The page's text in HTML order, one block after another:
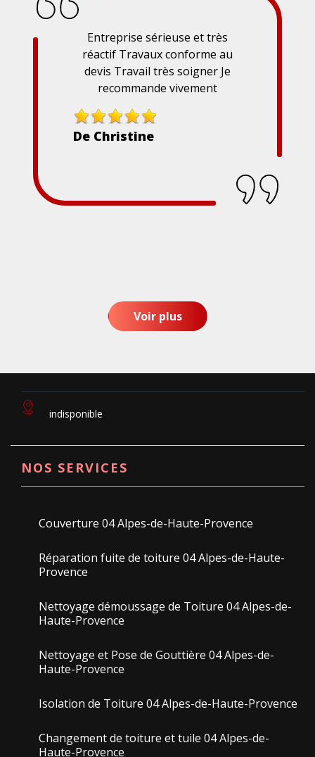
Entreprise sérieuse et très
réactif Travaux conforme au
devis Travail très soigner Je
recommande vivement
De Christine
Voir plus
indisponible
NOS SERVICES
Couverture 04 Alpes-de-Haute-Provence
Réparation fuite de toiture 04 Alpes-de-Haute-
Provence
Nettoyage démoussage de Toiture 04 Alpes-de-
Haute-Provence
Nettoyage et Pose de Gouttière 04 Alpes-de-
Haute-Provence
Isolation de Toiture 04 Alpes-de-Haute-Provence
Changement de toiture et tuile 04 Alpes-de-
Haute-Provence